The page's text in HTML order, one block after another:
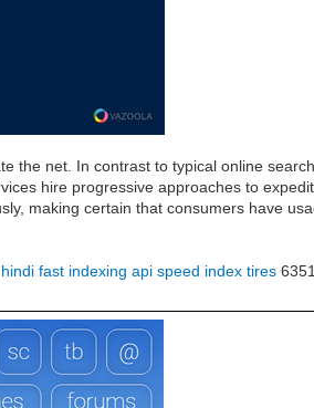
the net. In contrast to typical online
hire progressive approaches to
making certain that consumers have
fast indexing api speed index tires